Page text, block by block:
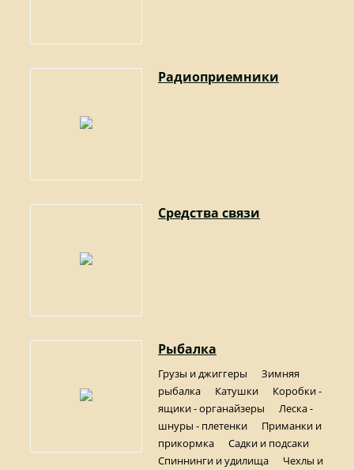
Радиоприемники
Средства связи
Рыбалка
Грузы и джиггеры
Зимняя
рыбалка
Катушки
Коробки -
ящики - органайзеры
Леска -
шнуры - плетенки
Приманки и
прикормка
Садки и подсаки
Спиннинги и удилища
Чехлы и